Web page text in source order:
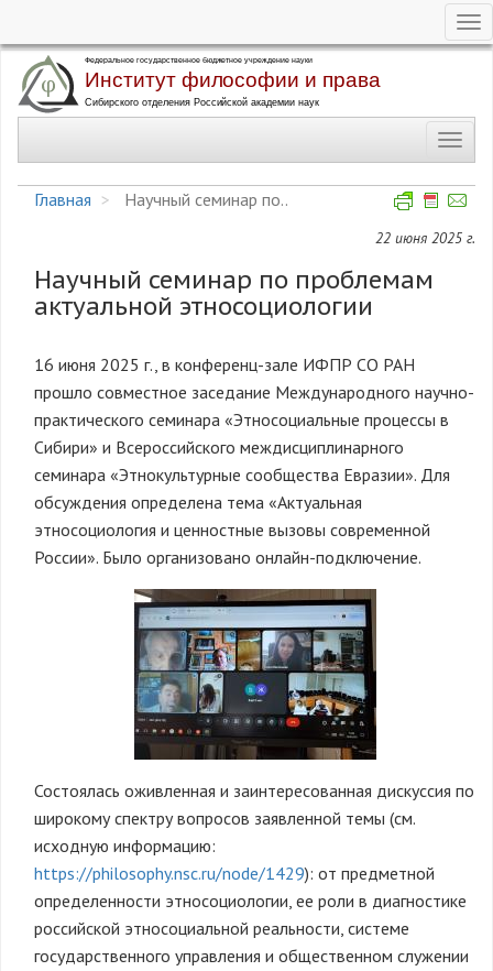
Перейти
основному
Главная
Научный семинар по..
22 июня 2025 г.
Научный семинар по проблемам
актуальной этносоциологии
16 июня 2025 г., в конференц-зале ИФПР СО РАН
прошло совместное заседание Международного научно-
практического семинара «Этносоциальные процессы в
Сибири» и Всероссийского междисциплинарного
семинара «Этнокультурные сообщества Евразии». Для
обсуждения определена тема «Актуальная
этносоциология и ценностные вызовы современной
России». Было организовано онлайн-подключение.
Состоялась оживленная и заинтересованная дискуссия по
широкому спектру вопросов заявленной темы (см.
исходную информацию:
https://philosophy.nsc.ru/node/1429): от предметной
определенности этносоциологии, ее роли в диагностике
российской этносоциальной реальности, системе
государственного управления и общественном служении